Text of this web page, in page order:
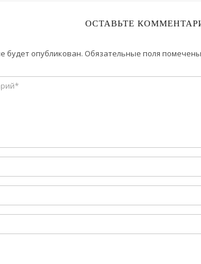
ОСТАВЬТЕ
будет опубликован. Обязательные поля помечены